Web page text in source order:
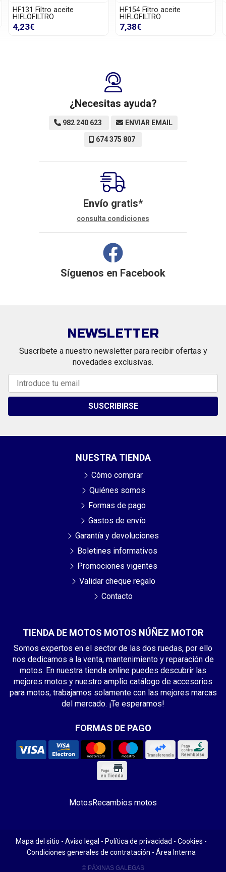
HF154 Filtro aceite
HIFLOFILTRO
HF169 Filtro aceite
HIFLOFILTRO
¿Necesitas ayuda?
982 240 623 ENVIAR EMAIL
674 375 807
Envío gratis*
consulta condiciones
Síguenos en Facebook
NEWSLETTER
Suscríbete a nuestro newsletter para recibir ofertas y
novedades exclusivas.
SUSCRIBIRSE
TIENDA DE MOTOS MOTOS NÚÑEZ MOTOR
Somos expertos en el sector de las dos ruedas, por ello
nos dedicamos a la venta, mantenimiento y reparación de
motos. En nuestra tienda online puedes descubrir las
mejores motos y nuestro amplio catálogo de accesorios
para motos, trabajamos solamente con las mejores marcas
del mercado. ¡Te esperamos!
FORMAS DE PAGO
NUESTRA TIENDA
Cómo comprar
Quiénes somos
Formas de pago
Gastos de envío
Garantía y devoluciones
Boletines informativos
Promociones vigentes
Validar cheque regalo
Contacto
MotosRecambios motos
Mapa del sitio - Aviso legal - Política de privacidad - Cookies -
Condiciones generales de contratación - Área Interna
© PÁXINAS GALEGAS